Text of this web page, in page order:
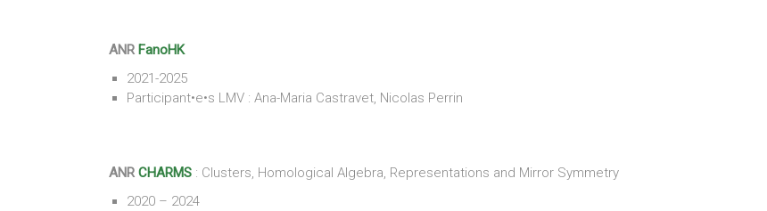
ANR FanoHK
2021-2025
Participant•e•s LMV : Ana-Maria Castravet, Nicolas Perrin
ANR CHARMS : Clusters, Homological Algebra, Representations and Mirror Symmetry
2020 – 2024